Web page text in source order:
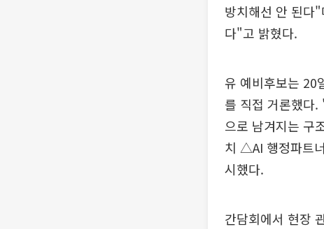
방치해선 안 된다
다"고 밝혔다.
유 예비후보는 20
를 직접 거론했다
으로 남겨지는 구
치 △AI 행정파트
시했다.
간담회에서 현장